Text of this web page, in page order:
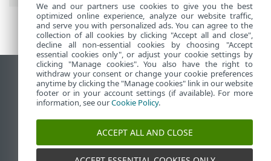
Zobraziť stránku ako na počítači
End of Life
Databáza znalostí ESET
ESET Status Portal
Technická podpora
We and our partners use cookies to give you the best
optimized online experience, analyze our website traffic,
and serve you with personalized ads. You can agree to the
collection of all cookies by clicking "Accept all and close",
decline all non-essential cookies by choosing "Accept
essential cookies only", or adjust your cookie settings by
clicking "Manage cookies". You also have the right to
withdraw your consent or change your cookie preferences
anytime by clicking the "Manage cookies" link in our website
footer or in your account settings (if available). For more
information, see ourCookie Policy.
ACCEPT ALL AND CLOSE